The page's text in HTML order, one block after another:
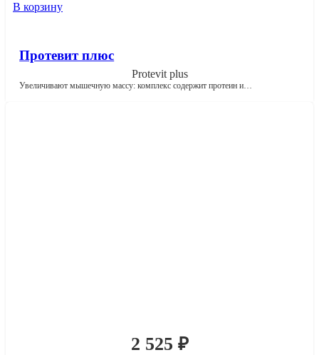
В корзину
Протевит плюс
Protevit plus
Увеличивают мышечную массу: комплекс содержит протеин и…
2 525 ₽